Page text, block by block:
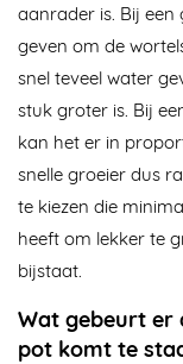
aanrader is. Bij
geven om de
snel teveel water
stuk groter is. Bij
kan het er in
snelle groeier dus
te kiezen die
heeft om lekker te
bijstaat.
Wat gebeurt er
pot komt te